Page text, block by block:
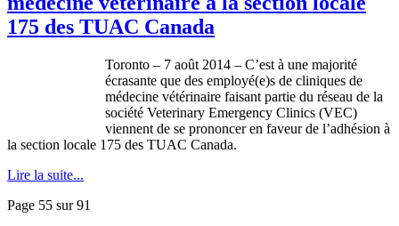
175 des TUAC Canada
Toronto – 7 août 2014 – C’est à une majorité
écrasante que des employé(e)s de cliniques de
médecine vétérinaire faisant partie du réseau de la
société Veterinary Emergency Clinics (VEC)
viennent de se prononcer en faveur de l’adhésion à
la section locale 175 des TUAC Canada.
Lire la suite...
Page 55 sur 91